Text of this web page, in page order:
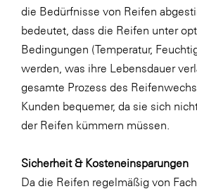
die Bedürfnisse von Reifen
bedeutet, dass die Reifen unter
Bedingungen (Temperatur,
werden, was ihre Lebensdauer
gesamte Prozess des
Kunden bequemer, da sie sich
der Reifen kümmern müssen.
Sicherheit & Kosteneinsparungen
Da die Reifen regelmäßig von